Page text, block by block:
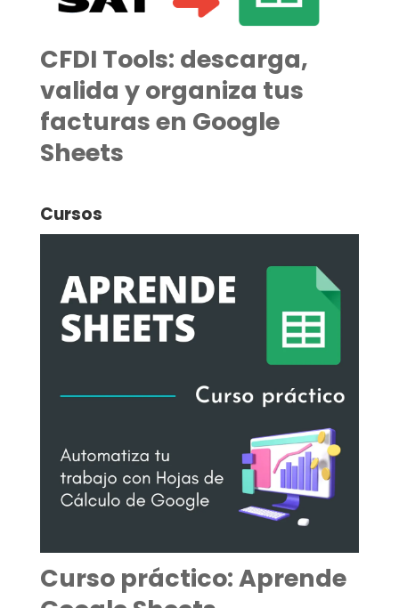
CFDI Tools: descarga,
valida y organiza tus
facturas en Google
Sheets
Cursos
Curso práctico: Aprende